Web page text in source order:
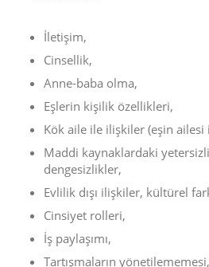
İletişim,
Cinsellik,
Anne-baba olma,
Eşlerin kişilik özellikleri,
Kök aile ile ilişkiler (eşin
Maddi kaynaklardaki
dengesizlikler,
Evlilik dışı ilişkiler, kültürel
Cinsiyet rolleri,
İş paylaşımı,
Tartışmaların yönetilememesi,